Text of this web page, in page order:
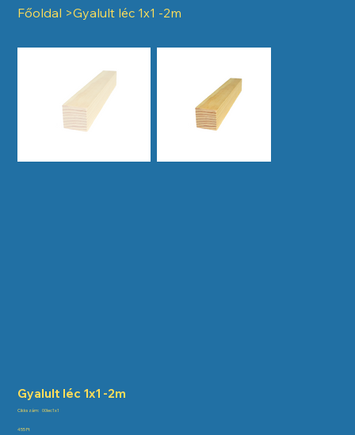
Főoldal >Gyalult léc 1x1 -2m
Gyalult léc 1x1 -2m
Cikkszám: Cikkszám:
00lec1x1
Ár
455 Ft